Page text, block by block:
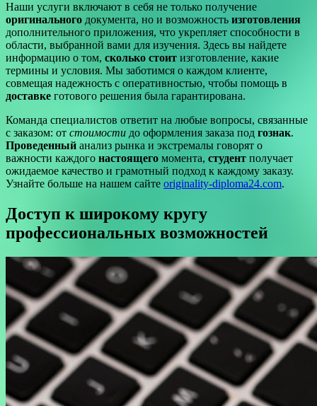
Наши услуги включают в себя не только получение
оригинального документа, но и возможность изготовления
дополнительного приложения, что укрепляет способности в
области, выбранной вами для изучения. Здесь вы найдете
информацию о том, сколько стоит изготовление, какие
термины и условия. Мы заботимся о каждом клиенте,
совмещая надежность с оперативностью, чтобы помощь в
доставке готового решения была гарантирована.
Команда специалистов ответит на любые вопросы, связанные
с заказом: от стоимости до оформления заказа под гознак.
Проведенный анализ рынка и экстремалы говорят о
важности каждого настоящего момента, студент получает
ожидаемое качество и грамотный подход к каждому заказу.
Узнайте больше на нашем сайте originality-diploma24.com.
Доступ к широкому кругу
профессиональных возможностей